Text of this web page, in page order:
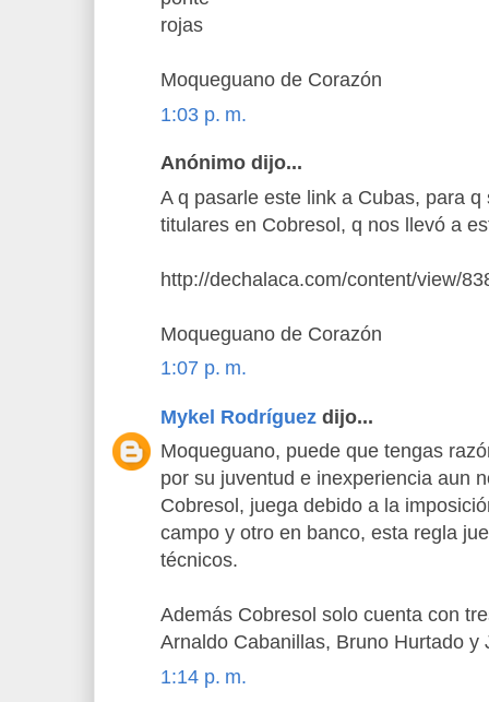
rojas
Moqueguano de Corazón
1:03 p. m.
Anónimo dijo...
A q pasarle este link a Cubas, para
titulares en Cobresol, q nos llevó a
http://dechalaca.com/content/view/
Moqueguano de Corazón
1:07 p. m.
Mykel Rodríguez dijo...
Moqueguano, puede que tengas
por su juventud e inexperiencia aun
Cobresol, juega debido a la
campo y otro en banco, esta regla
técnicos.
Además Cobresol solo cuenta con
Arnaldo Cabanillas, Bruno Hurtado y
1:14 p. m.